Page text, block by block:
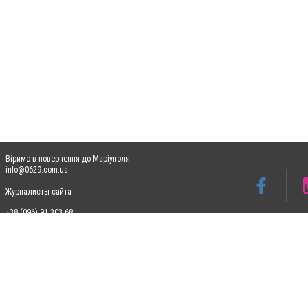
Віримо в повернення до Маріуполя
info@0629.com.ua
Журналисты сайта
+38 (096) 91 303 68